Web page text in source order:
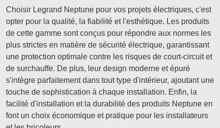
Choisir Legrand Neptune pour vos projets électriques, c'est
opter pour la qualité, la fiabilité et l'esthétique. Les produits
de cette gamme sont conçus pour répondre aux normes les
plus strictes en matière de sécurité électrique, garantissant
une protection optimale contre les risques de court-circuit et
de surchauffe. De plus, leur design moderne et épuré
s'intègre parfaitement dans tout type d'intérieur, ajoutant une
touche de sophistication à chaque installation. Enfin, la
facilité d'installation et la durabilité des produits Neptune en
font un choix économique et pratique pour les installateurs